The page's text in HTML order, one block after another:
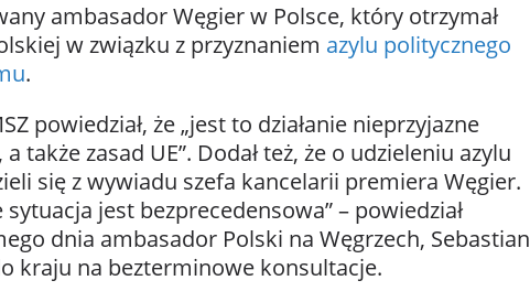
ambasador Węgier w Polsce, który otrzymał
w związku z przyznaniem azylu politycznego
.
powiedział, że „jest to działanie nieprzyjazne
także zasad UE”. Dodał też, że o udzieleniu azylu
się z wywiadu szefa kancelarii premiera Węgier.
jest bezprecedensowa” – powiedział
dnia ambasador Polski na Węgrzech, Sebastian
kraju na bezterminowe konsultacje.